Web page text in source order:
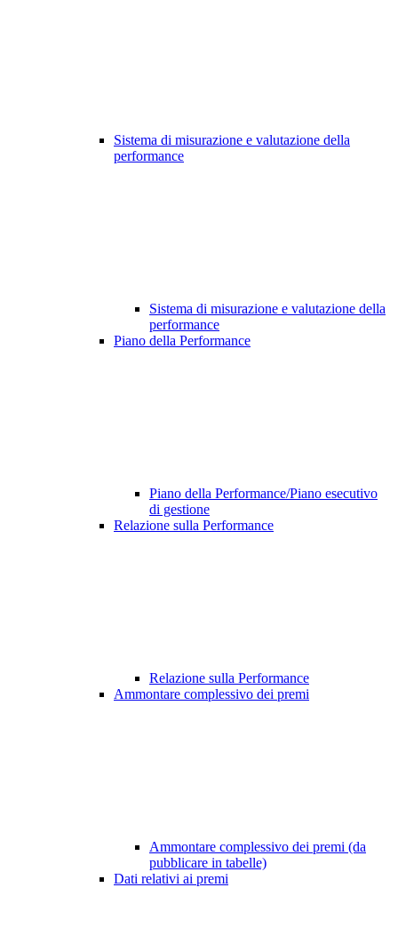
Sistema di misurazione e valutazione della
performance
Sistema di misurazione e valutazione della
performance
Piano della Performance
Piano della Performance/Piano esecutivo
di gestione
Relazione sulla Performance
Relazione sulla Performance
Ammontare complessivo dei premi
Ammontare complessivo dei premi (da
pubblicare in tabelle)
Dati relativi ai premi